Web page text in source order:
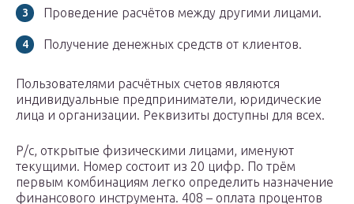
Проведение расчётов между другими лицами.
Получение денежных средств от клиентов.
Пользователями расчётных счетов являются
индивидуальные предприниматели, юридические
лица и организации. Реквизиты доступны для всех.
Р/с, открытые физическими лицами, именуют
текущими. Номер состоит из 20 цифр. По трём
первым комбинациям легко определить назначение
финансового инструмента. 408 – оплата процентов